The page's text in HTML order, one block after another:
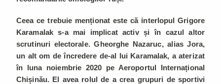
Ceea ce trebuie menționat este că interlopul Grigore
Karamalak s-a mai implicat activ și în cazul altor
scrutinuri electorale. Gheorghe Nazaruc, alias Jora,
un alt om de încredere de-al lui Karamalak, a aterizat
în luna noiembrie 2020 pe Aeroportul Internațional
Chișinău. El avea rolul de a crea grupuri de sportivi